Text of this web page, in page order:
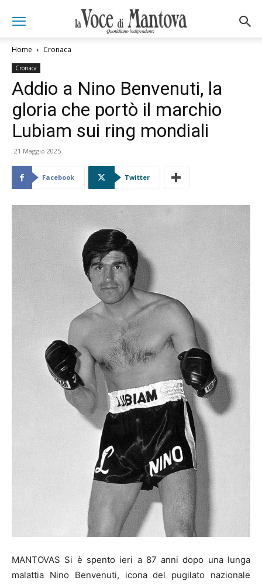
Home Cronaca
Cronaca
Addio a Nino Benvenuti, la
gloria che portò il marchio
Lubiam sui ring mondiali
21 Maggio 2025
Facebook Twitter
MANTOVAS Si è spento ieri a 87 anni dopo una lunga
malattia Nino Benvenuti, icona del pugilato nazionale